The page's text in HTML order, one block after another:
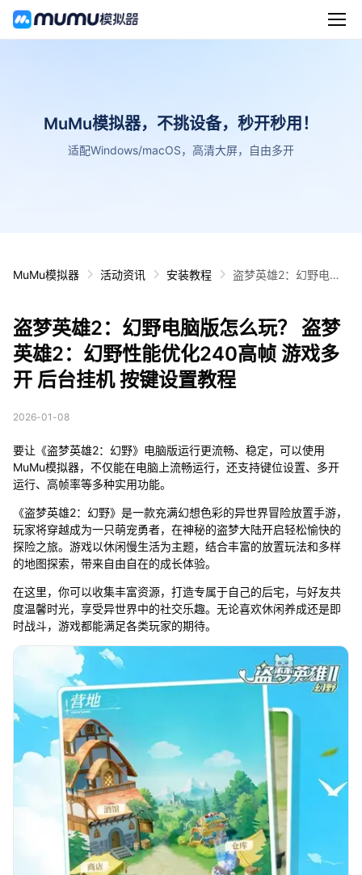
MuMu模拟器，不挑设备，秒开秒用！
适配Windows/macOS，高清大屏，自由多开
MuMu模拟器 活动资讯 安装教程
盗梦英雄2：幻野电脑
高帧 游戏多开 后台挂
机 按键设置教程
盗梦英雄2：幻野电脑版怎么玩？ 盗梦
英雄2：幻野性能优化240高帧 游戏多
开 后台挂机 按键设置教程
2026-01-08
要让《盗梦英雄2：幻野》电脑版运行更流畅、稳定，可以使用
MuMu模拟器，不仅能在电脑上流畅运行，还支持键位设置、多开
运行、高帧率等多种实用功能。
《盗梦英雄2：幻野》是一款充满幻想色彩的异世界冒险放置手游，
玩家将穿越成为一只萌宠勇者，在神秘的盗梦大陆开启轻松愉快的
探险之旅。游戏以休闲慢生活为主题，结合丰富的放置玩法和多样
的地图探索，带来自由自在的成长体验。
在这里，你可以收集丰富资源，打造专属于自己的后宅，与好友共
度温馨时光，享受异世界中的社交乐趣。无论喜欢休闲养成还是即
时战斗，游戏都能满足各类玩家的期待。